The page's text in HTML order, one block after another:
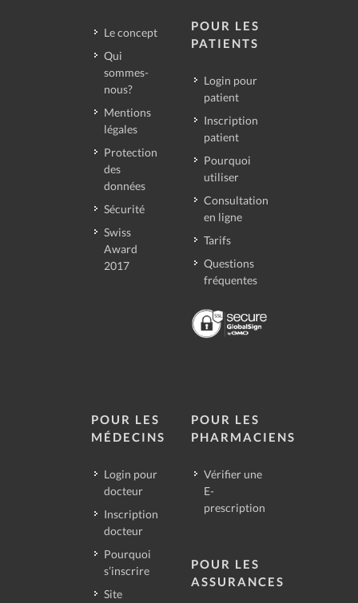
Le concept
Qui
sommes-
nous?
Mentions
légales
Protection
des
données
Sécurité
Swiss
Award
2017
POUR LES
PATIENTS
Login pour
patient
Inscription
patient
Pourquoi
utiliser
Consultation
en ligne
Tarifs
Questions
fréquentes
POUR LES
MÉDECINS
Login pour
docteur
Inscription
docteur
Pourquoi
s’inscrire
Site
POUR LES
PHARMACIENS
Vérifier une
E-
prescription
POUR LES
ASSURANCES